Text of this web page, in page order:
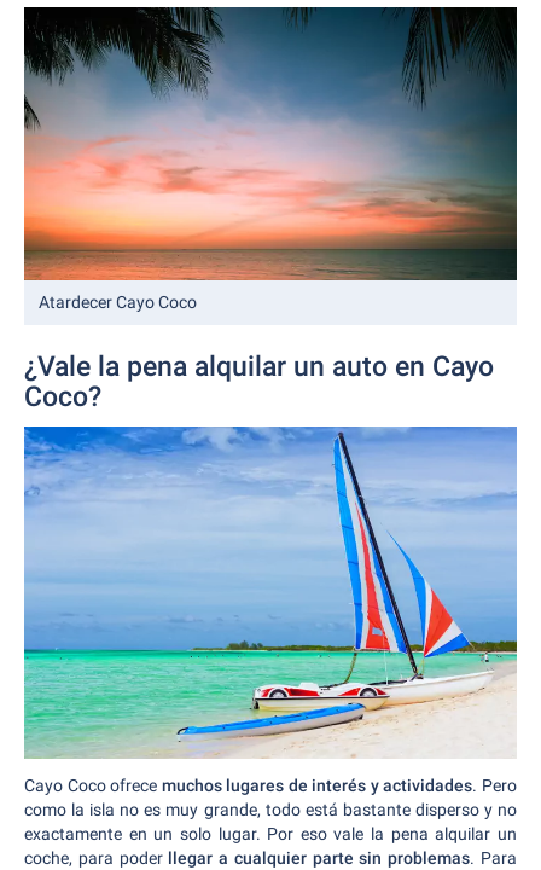
Atardecer Cayo Coco
¿Vale la pena alquilar un auto en Cayo
Coco?
Cayo Coco ofrece muchos lugares de interés y actividades. Pero
como la isla no es muy grande, todo está bastante disperso y no
exactamente en un solo lugar. Por eso vale la pena alquilar un
coche, para poder llegar a cualquier parte sin problemas. Para